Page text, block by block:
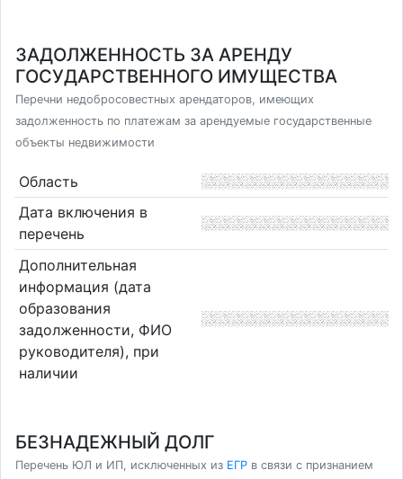
ЗАДОЛЖЕННОСТЬ ЗА АРЕНДУ
ГОСУДАРСТВЕННОГО ИМУЩЕСТВА
Перечни недобросовестных арендаторов, имеющих
задолженность по платежам за арендуемые государственные
объекты недвижимости
Область
Дата включения в
перечень
Дополнительная
информация (дата
образования
задолженности, ФИО
руководителя), при
наличии
БЕЗНАДЕЖНЫЙ ДОЛГ
Перечень ЮЛ и ИП, исключенных из ЕГР в связи с признанием